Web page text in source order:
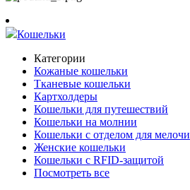
Кошельки
Категории
Кожаные кошельки
Тканевые кошельки
Картхолдеры
Кошельки для путешествий
Кошельки на молнии
Кошельки с отделом для мелочи
Женские кошельки
Кошельки с RFID-защитой
Посмотреть все